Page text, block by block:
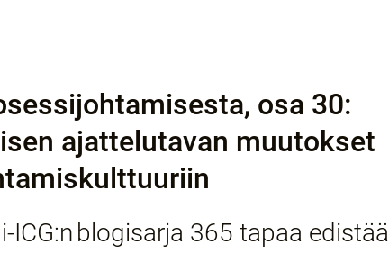
osa 30:
ajattelutavan muutokset
ICG:n blogisarja 365 tapaa edistää